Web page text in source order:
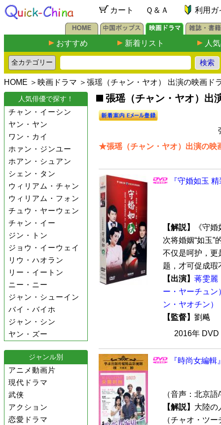
カート Ｑ＆Ａ 利用ガ
おすすめ 新着リスト 人
HOME ＞ 映画ドラマ ＞張瑶（チャン・ヤオ） 出演の映画ド
人気俳優で探す！
チャン・イーシン
ヤン・ヤン
ワン・カイ
ホァン・ジンユー
ホアン・シュアン
シェン・タン
ウィリアム・チャン
ウィリアム・フォン
チュウ・ヤーウェン
チャン・イー
ジン・トン
ジョウ・イーウェイ
リウ・ハオラン
リー・イートン
ニー・ニー
ジャン・シューイン
バイ・バイホ
ジャン・シン
ヤン・ズー
ジャンル別
アニメ動画片
現代ドラマ
武侠
アクション
恋愛ドラマ
張瑶（チャン・ヤオ）出
★張瑶（チャン・ヤオ）出演の映
『守婚如玉
【解説】
《守
次将婚姻“如玉”
不仅是呵护，更
题，才可促成瑕
【出演】 蒋雯麗
ー・ヤーチュン
ン・ヤオチン）
【監督】 劉飚
2016年
『時尚女編
（音声：北京
【解説】 大陸の
（チャオ・ツ